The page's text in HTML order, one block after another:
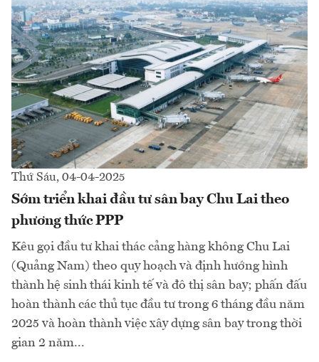
Thứ Sáu, 04-04-2025
Sớm triển khai đầu tư sân bay Chu Lai theo
phương thức PPP
Kêu gọi đầu tư khai thác cảng hàng không Chu Lai
(Quảng Nam) theo quy hoạch và định hướng hình
thành hệ sinh thái kinh tế và đô thị sân bay; phấn đấu
hoàn thành các thủ tục đầu tư trong 6 tháng đầu năm
2025 và hoàn thành việc xây dựng sân bay trong thời
gian 2 năm...